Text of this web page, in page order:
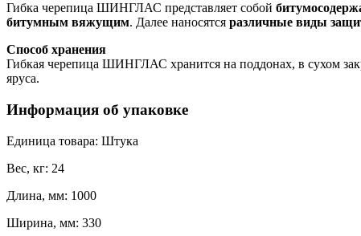
Гибка черепица ШИНГЛАС представляет собой
битумным вяжущим. Далее наносятся различные виды
Способ хранения
Гибкая черепица ШИНГЛАС хранится на поддонах, в сухом
яруса.
Информация об упаковке
Единица товара: Штука
Вес, кг: 24
Длина, мм: 1000
Ширина, мм: 330